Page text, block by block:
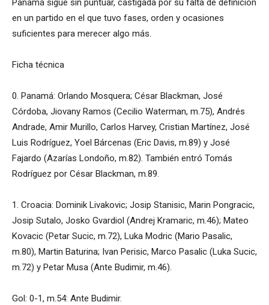
Panamá sigue sin puntuar, castigada por su falta de definición
en un partido en el que tuvo fases, orden y ocasiones
suficientes para merecer algo más.
Ficha técnica
0. Panamá: Orlando Mosquera; César Blackman, José
Córdoba, Jiovany Ramos (Cecilio Waterman, m.75), Andrés
Andrade, Amir Murillo, Carlos Harvey, Cristian Martínez, José
Luis Rodríguez, Yoel Bárcenas (Eric Davis, m.89) y José
Fajardo (Azarías Londoño, m.82). También entró Tomás
Rodríguez por César Blackman, m.89.
1. Croacia: Dominik Livakovic; Josip Stanisic, Marin Pongracic,
Josip Sutalo, Josko Gvardiol (Andrej Kramaric, m.46); Mateo
Kovacic (Petar Sucic, m.72), Luka Modric (Mario Pasalic,
m.80), Martin Baturina; Ivan Perisic, Marco Pasalic (Luka Sucic,
m.72) y Petar Musa (Ante Budimir, m.46).
Gol: 0-1, m.54: Ante Budimir.